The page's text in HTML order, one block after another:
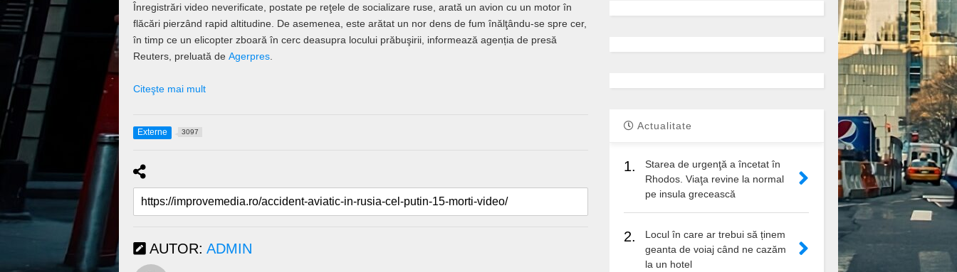
Înregistrări video neverificate, postate pe reţele de socializare ruse, arată un avion cu un motor în
flăcări pierzând rapid altitudine. De asemenea, este arătat un nor dens de fum înălţându-se spre cer,
în timp ce un elicopter zboară în cerc deasupra locului prăbuşirii, informează agenția de presă
Reuters, preluată de Agerpres.
Citeşte mai mult
Externe 3097
AUTOR: ADMIN
Actualitate
1.
Starea de urgenţă a încetat în
Rhodos. Viaţa revine la normal
pe insula grecească
2.
Locul în care ar trebui să ținem
geanta de voiaj când ne cazăm
la un hotel